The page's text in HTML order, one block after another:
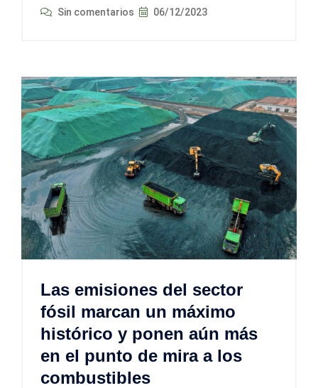
Sin comentarios 06/12/2023
Las emisiones del sector
fósil marcan un máximo
histórico y ponen aún más
en el punto de mira a los
combustibles